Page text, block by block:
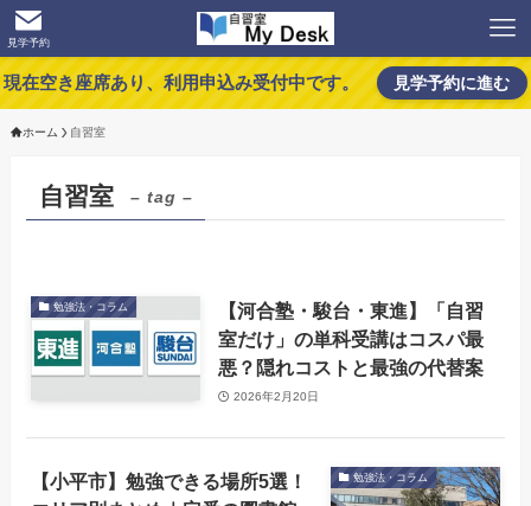
見学予約
現在空き座席あり、利用申込み受付中です。 見学予約に進む
ホーム 自習室
自習室 – tag –
勉強法・コラム
【河合塾・駿台・東進】「自習
室だけ」の単科受講はコスパ最
悪？隠れコストと最強の代替案
2026年2月20日
勉強法・コラム
【小平市】勉強できる場所5選！